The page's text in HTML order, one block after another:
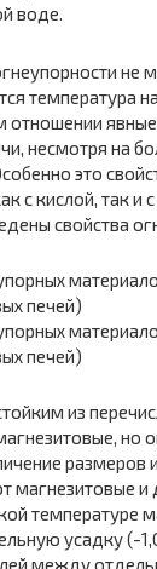
воде.
не
температура
отношении
несмотря на
это
с кислой, так и
свойства
из
но
размеров
магнезитовые и
температуре
усадку (-
между